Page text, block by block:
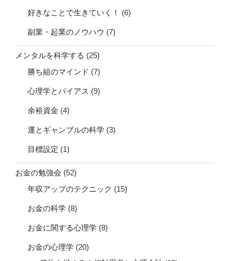
好きなことで生きていく！ (6)
副業・起業のノウハウ (7)
メンタルを科学する (25)
勝ち組のマインド (7)
心理学とバイアス (9)
余裕資金 (4)
運とギャンブルの科学 (3)
目標設定 (1)
お金の勉強会 (52)
年収アップのテクニック (15)
お金の科学 (8)
お金に関する心理学 (8)
お金の心理学 (20)